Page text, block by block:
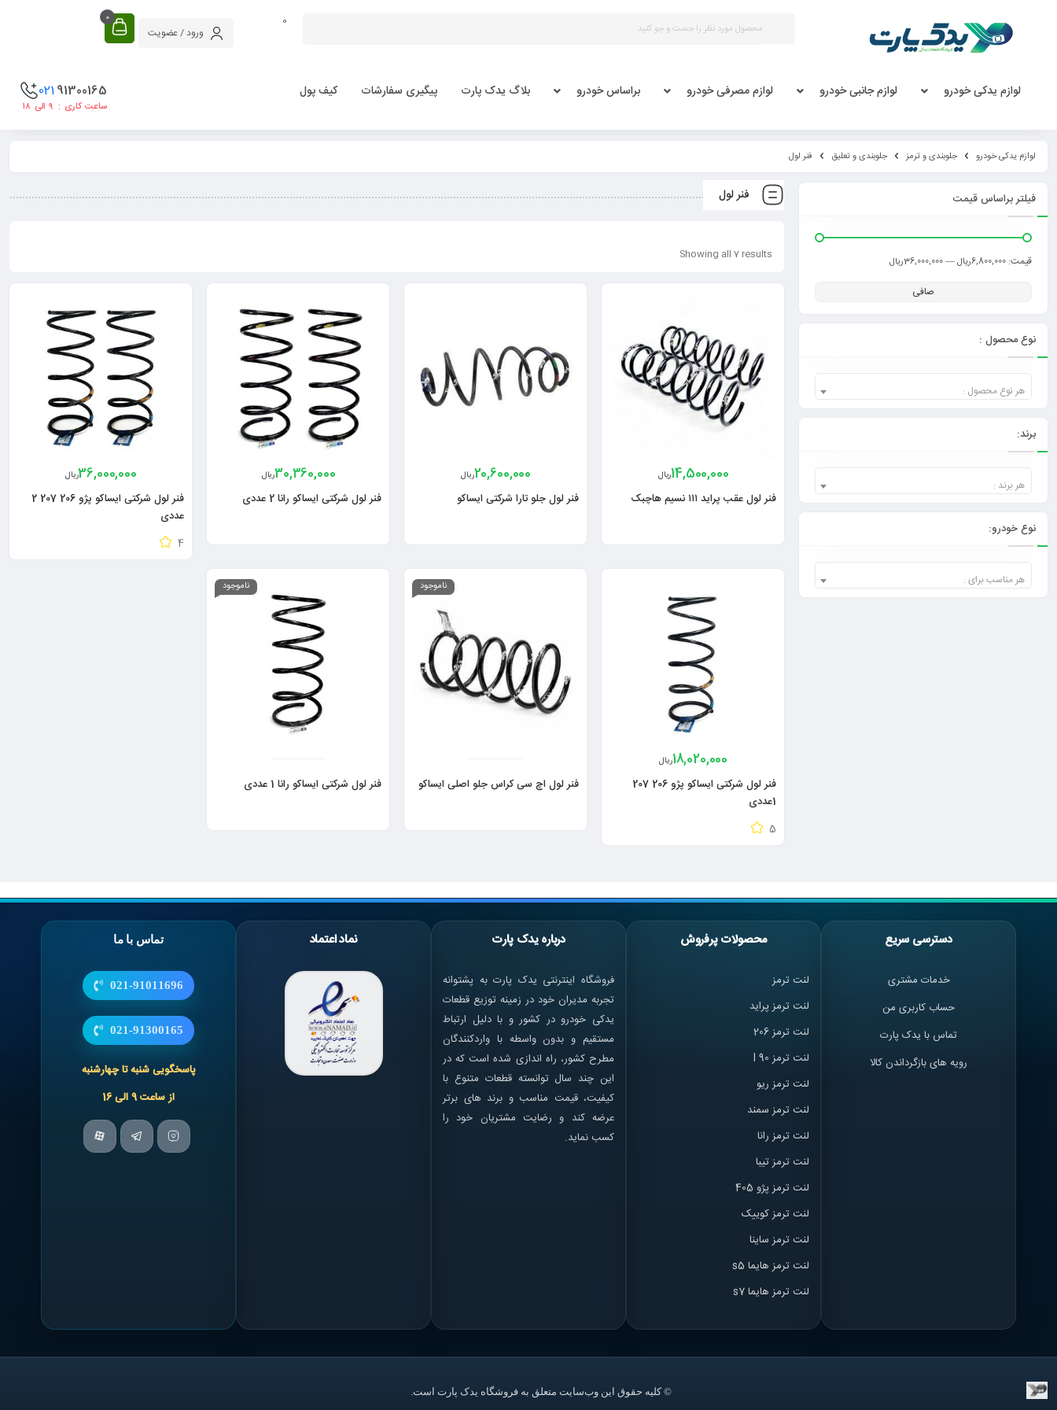
0
ورود / عضویت
0
لوازم یدکی خودرو لوازم جانبی خودرو لوازم مصرفی خودرو براساس خودرو بلاگ یدک پارت پیگیری سفارشات کیف پول 91300165
021
ساعت کاری : ۹ الی ۱۸
لوازم یدکی خودرو جلوبندی و ترمز جلوبندی و تعلیق فنر لول
فنر لول
Showing all 7 results
14,500,000ریال
فنر لول عقب پراید ۱۱۱ نسیم هاچبک
20,600,000ریال
فنر لول جلو تارا شرکتی ایساکو
30,360,000ریال
فنر لول شرکتی ایساکو رانا 2 عددی
36,000,000ریال
فنر لول شرکتی ایساکو پژو 206 207 2
عددی
4
18,020,000ریال
فنر لول شرکتی ایساکو پژو 206 207
1عددی
5
ناموجود
فنر لول اچ سی کراس جلو اصلی ایساکو
ناموجود
فنر لول شرکتی ایساکو رانا 1 عددی
فیلتر براساس قیمت
صافی
قيمت: 6,800,000ریال —36,000,000ریال
نوع محصول :
هر نوع محصول :
برند:
هر برند :
نوع خودرو:
هر مناسب برای :
دسترسی سریع
خدمات مشتری
حساب کاربری من
تماس با یدک پارت
رویه های بازگرداندن کالا
محصولات پرفروش
لنت ترمز
لنت ترمز پراید
لنت ترمز 206
لنت ترمز l 90
لنت ترمز ریو
لنت ترمز سمند
لنت ترمز رانا
لنت ترمز تیبا
لنت ترمز پژو 405
لنت ترمز کوییک
لنت ترمز ساینا
لنت ترمز هایما s5
لنت ترمز هایما s7
درباره یدک پارت
فروشگاه اینترنتی یدک پارت به پشتوانه
تجربه مدیران خود در زمینه توزیع قطعات
یدکی خودرو در کشور و با دلیل ارتباط
مستقیم و بدون واسطه با واردکنندگان
مطرح کشور، راه اندازی شده است که در
این چند سال توانسته قطعات متنوع با
کیفیت، قیمت مناسب و برند های برتر
عرضه کند و رضایت مشتریان خود را
کسب نماید.
نماد اعتماد تماس با ما
021-91011696
021-91300165
پاسخگویی شنبه تا چهارشنبه
از ساعت 9 الی 16
© کلیه حقوق این وب‌سایت متعلق به فروشگاه یدک پارت است.